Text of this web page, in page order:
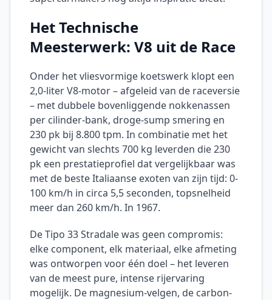
Het Technische
Meesterwerk: V8 uit de Race
Onder het vliesvormige koetswerk klopt een
2,0-liter V8-motor – afgeleid van de raceversie
– met dubbele bovenliggende nokkenassen
per cilinder-bank, droge-sump smering en
230 pk bij 8.800 tpm. In combinatie met het
gewicht van slechts 700 kg leverden die 230
pk een prestatieprofiel dat vergelijkbaar was
met de beste Italiaanse exoten van zijn tijd: 0-
100 km/h in circa 5,5 seconden, topsnelheid
meer dan 260 km/h. In 1967.
De Tipo 33 Stradale was geen compromis:
elke component, elk materiaal, elke afmeting
was ontworpen voor één doel – het leveren
van de meest pure, intense rijervaring
mogelijk. De magnesium-velgen, de carbon-